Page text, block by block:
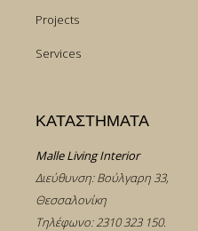
Projects
Services
ΚΑΤΑΣΤΗΜΑΤΑ
Malle Living Interior
Διεύθυνση: Βούλγαρη 33,
Θεσσαλονίκη
Τηλέφωνο:2310 323 150.